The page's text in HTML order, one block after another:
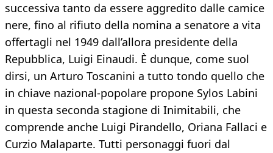
successiva tanto da essere aggredito dalle camice
nere, fino al rifiuto della nomina a senatore a vita
offertagli nel 1949 dall’allora presidente della
Repubblica, Luigi Einaudi. È dunque, come suol
dirsi, un Arturo Toscanini a tutto tondo quello che
in chiave nazional-popolare propone Sylos Labini
in questa seconda stagione di Inimitabili, che
comprende anche Luigi Pirandello, Oriana Fallaci e
Curzio Malaparte. Tutti personaggi fuori dal